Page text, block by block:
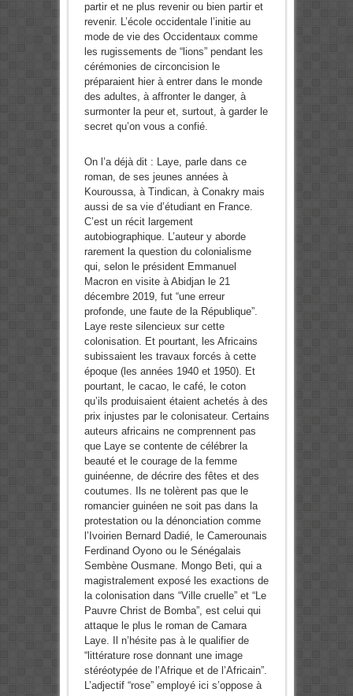
partir et ne plus revenir ou bien partir et
revenir. L’école occidentale l’initie au
mode de vie des Occidentaux comme
les rugissements de “lions” pendant les
cérémonies de circoncision le
préparaient hier à entrer dans le monde
des adultes, à affronter le danger, à
surmonter la peur et, surtout, à garder le
secret qu’on vous a confié.
On l’a déjà dit : Laye, parle dans ce
roman, de ses jeunes années à
Kouroussa, à Tindican, à Conakry mais
aussi de sa vie d’étudiant en France.
C’est un récit largement
autobiographique. L’auteur y aborde
rarement la question du colonialisme
qui, selon le président Emmanuel
Macron en visite à Abidjan le 21
décembre 2019, fut “une erreur
profonde, une faute de la République”.
Laye reste silencieux sur cette
colonisation. Et pourtant, les Africains
subissaient les travaux forcés à cette
époque (les années 1940 et 1950). Et
pourtant, le cacao, le café, le coton
qu’ils produisaient étaient achetés à des
prix injustes par le colonisateur. Certains
auteurs africains ne comprennent pas
que Laye se contente de célébrer la
beauté et le courage de la femme
guinéenne, de décrire des fêtes et des
coutumes. Ils ne tolèrent pas que le
romancier guinéen ne soit pas dans la
protestation ou la dénonciation comme
l’Ivoirien Bernard Dadié, le Camerounais
Ferdinand Oyono ou le Sénégalais
Sembène Ousmane. Mongo Beti, qui a
magistralement exposé les exactions de
la colonisation dans “Ville cruelle” et “Le
Pauvre Christ de Bomba”, est celui qui
attaque le plus le roman de Camara
Laye. Il n’hésite pas à le qualifier de
“littérature rose donnant une image
stéréotypée de l’Afrique et de l’Africain”.
L’adjectif “rose” employé ici s’oppose à